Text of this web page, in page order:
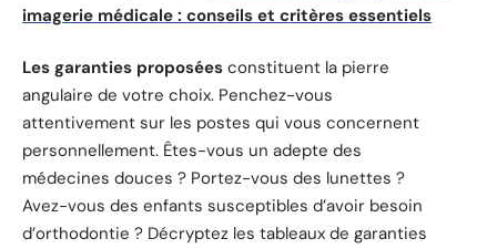
imagerie médicale : conseils et critères essentiels
Les garanties proposées constituent la pierre
angulaire de votre choix. Penchez-vous
attentivement sur les postes qui vous concernent
personnellement. Êtes-vous un adepte des
médecines douces ? Portez-vous des lunettes ?
Avez-vous des enfants susceptibles d’avoir besoin
d’orthodontie ? Décryptez les tableaux de garanties